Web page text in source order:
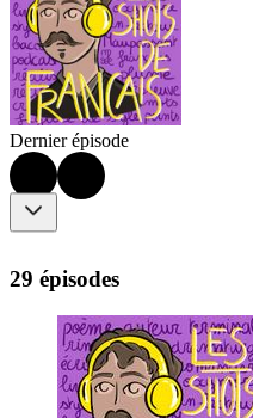
Dernier épisode
29 épisodes